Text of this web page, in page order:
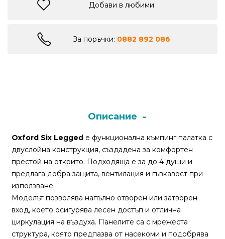
риболов
Къмпинг
Монтажи
и
поводи
Плувки
за
риболов
Добави в любими
За поръчки: 0882 892 086
Описание
Oxford Six Legged е функционална къмпинг палатка с
двуслойна конструкция, създадена за комфортен
престой на открито. Подходяща е за до 4 души и
предлага добра защита, вентилация и гъвкавост при
използване.
Моделът позволява напълно отворен или затворен
вход, което осигурява лесен достъп и отлична
циркулация на въздуха. Панелите са с мрежеста
структура, която предпазва от насекоми и подобрява